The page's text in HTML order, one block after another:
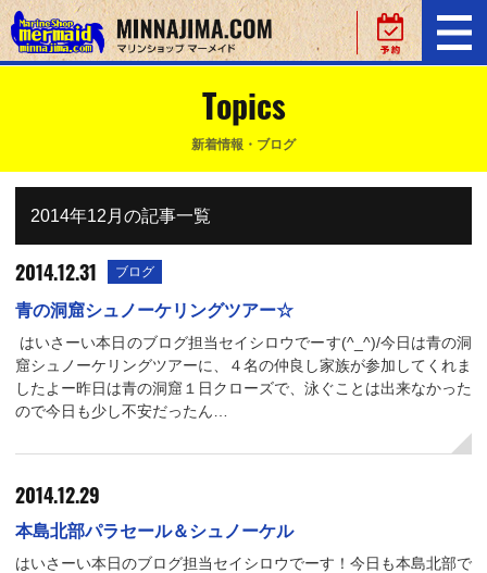
Topics
新着情報・ブログ
2014年12月の記事一覧
2014.12.31 ブログ
青の洞窟シュノーケリングツアー☆
はいさーい本日のブログ担当セイシロウでーす(^_^)/今日は青の洞
窟シュノーケリングツアーに、４名の仲良し家族が参加してくれま
したよー昨日は青の洞窟１日クローズで、泳ぐことは出来なかった
ので今日も少し不安だったん…
2014.12.29
本島北部パラセール＆シュノーケル
はいさーい本日のブログ担当セイシロウでーす！今日も本島北部で